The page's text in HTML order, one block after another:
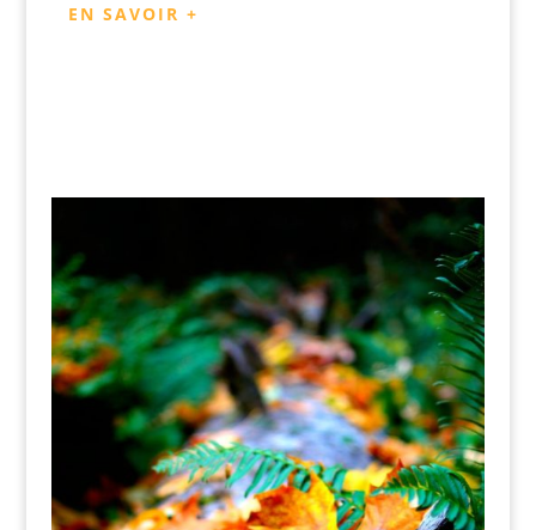
EN SAVOIR +